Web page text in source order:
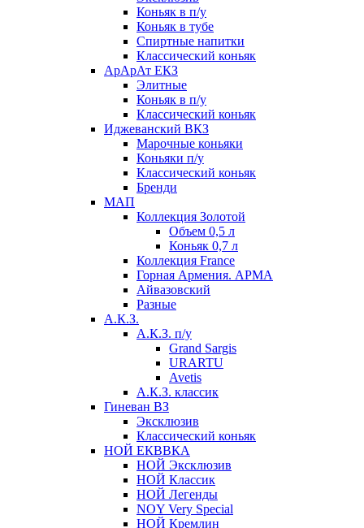
Коньяк в п/у
Коньяк в тубе
Спиртные напитки
Классический коньяк
АрАрАт ЕКЗ
Элитные
Коньяк в п/у
Классический коньяк
Иджеванский ВКЗ
Марочные коньяки
Коньяки п/у
Классический коньяк
Бренди
МАП
Коллекция Золотой
Объем 0,5 л
Коньяк 0,7 л
Коллекция France
Горная Армения. АРМА
Айвазовский
Разные
А.К.З.
А.К.З. п/у
Grand Sargis
URARTU
Avetis
А.К.З. классик
Гиневан ВЗ
Эксклюзив
Классический коньяк
НОЙ ЕКВВКА
НОЙ Эксклюзив
НОЙ Классик
НОЙ Легенды
NOY Very Speсial
НОЙ Кремлин